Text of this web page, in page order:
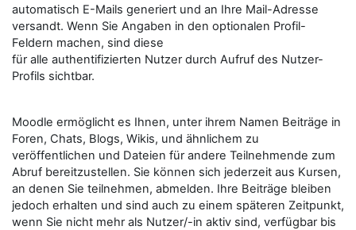
automatisch E-Mails generiert und an Ihre Mail-Adresse
versandt. Wenn Sie Angaben in den optionalen Profil-
Feldern machen, sind diese
für alle authentifizierten Nutzer durch Aufruf des Nutzer-
Profils sichtbar.
Moodle ermöglicht es Ihnen, unter ihrem Namen Beiträge in
Foren, Chats, Blogs, Wikis, und ähnlichem zu
veröffentlichen und Dateien für andere Teilnehmende zum
Abruf bereitzustellen. Sie können sich jederzeit aus Kursen,
an denen Sie teilnehmen, abmelden. Ihre Beiträge bleiben
jedoch erhalten und sind auch zu einem späteren Zeitpunkt,
wenn Sie nicht mehr als Nutzer/-in aktiv sind, verfügbar bis